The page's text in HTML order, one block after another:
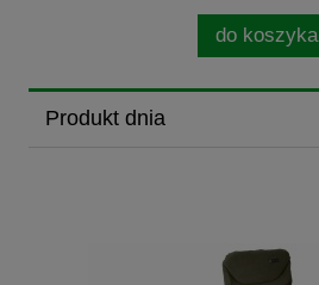
do koszyka
Produkt dnia